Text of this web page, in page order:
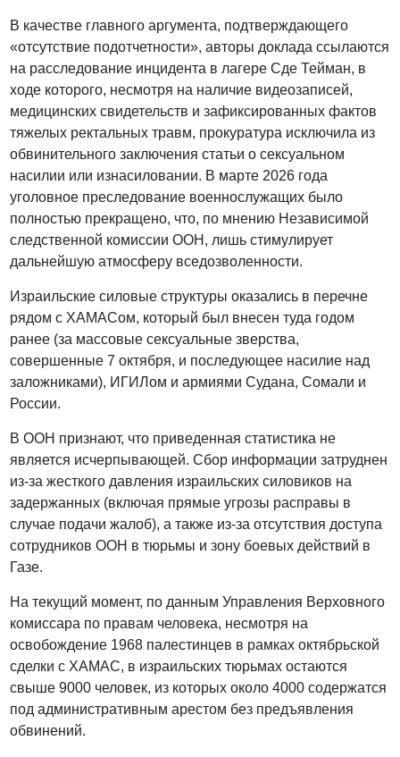
В качестве главного аргумента, подтверждающего
«отсутствие подотчетности», авторы доклада ссылаются
на расследование инцидента в лагере Сде Тейман, в
ходе которого, несмотря на наличие видеозаписей,
медицинских свидетельств и зафиксированных фактов
тяжелых ректальных травм, прокуратура исключила из
обвинительного заключения статьи о сексуальном
насилии или изнасиловании. В марте 2026 года
уголовное преследование военнослужащих было
полностью прекращено, что, по мнению Независимой
следственной комиссии ООН, лишь стимулирует
дальнейшую атмосферу вседозволенности.
Израильские силовые структуры оказались в перечне
рядом с ХАМАСом, который был внесен туда годом
ранее (за массовые сексуальные зверства,
совершенные 7 октября, и последующее насилие над
заложниками), ИГИЛом и армиями Судана, Сомали и
России.
В ООН признают, что приведенная статистика не
является исчерпывающей. Сбор информации затруднен
из-за жесткого давления израильских силовиков на
задержанных (включая прямые угрозы расправы в
случае подачи жалоб), а также из-за отсутствия доступа
сотрудников ООН в тюрьмы и зону боевых действий в
Газе.
На текущий момент, по данным Управления Верховного
комиссара по правам человека, несмотря на
освобождение 1968 палестинцев в рамках октябрьской
сделки с ХАМАС, в израильских тюрьмах остаются
свыше 9000 человек, из которых около 4000 содержатся
под административным арестом без предъявления
обвинений.